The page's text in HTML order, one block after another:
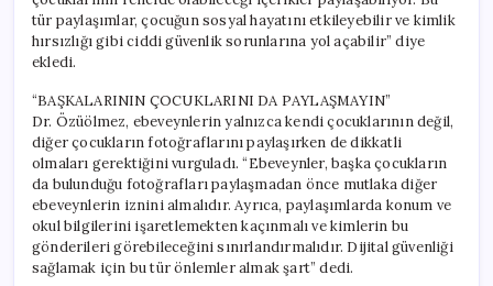
tür paylaşımlar, çocuğun sosyal hayatını etkileyebilir ve kimlik
hırsızlığı gibi ciddi güvenlik sorunlarına yol açabilir” diye
ekledi.
“BAŞKALARININ ÇOCUKLARINI DA PAYLAŞMAYIN”
Dr. Özüölmez, ebeveynlerin yalnızca kendi çocuklarının değil,
diğer çocukların fotoğraflarını paylaşırken de dikkatli
olmaları gerektiğini vurguladı. “Ebeveynler, başka çocukların
da bulunduğu fotoğrafları paylaşmadan önce mutlaka diğer
ebeveynlerin iznini almalıdır. Ayrıca, paylaşımlarda konum ve
okul bilgilerini işaretlemekten kaçınmalı ve kimlerin bu
gönderileri görebileceğini sınırlandırmalıdır. Dijital güvenliği
sağlamak için bu tür önlemler almak şart” dedi.